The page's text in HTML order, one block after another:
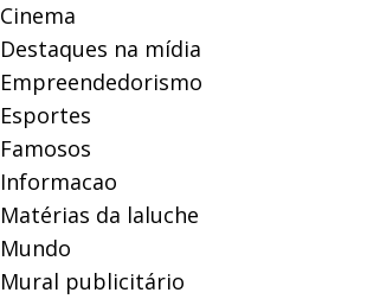
Cinema
Destaques na mídia
Empreendedorismo
Esportes
Famosos
Informacao
Matérias da laluche
Mundo
Mural publicitário